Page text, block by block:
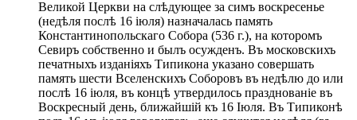
Великой Церкви на слѣдующее за симъ воскресенье
(недѣля послѣ 16 iюля) назначалась память
Константинопольскаго Собора (536 г.), на которомъ
Севиръ собственно и былъ осужденъ. Въ московскихъ
печатныхъ изданіяхъ Типикона указано совершать
память шести Вселенскихъ Соборовъ въ недѣлю до или
послѣ 16 іюля, въ концѣ утвердилось празднованіе въ
Воскресный день, ближайшій къ 16 Іюля. Въ Типиконѣ